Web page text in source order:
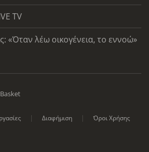
TV
«Όταν λέω οικογένεια, το εννοώ»
Διαφήμιση
Όροι Χρήσης